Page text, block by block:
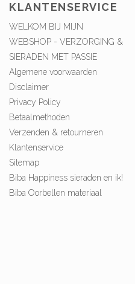
KLANTENSERVICE
WELKOM BIJ MIJN
WEBSHOP - VERZORGING &
SIERADEN MET PASSIE
Algemene voorwaarden
Disclaimer
Privacy Policy
Betaalmethoden
Verzenden & retourneren
Klantenservice
Sitemap
Biba Happiness sieraden en ik!
Biba Oorbellen materiaal